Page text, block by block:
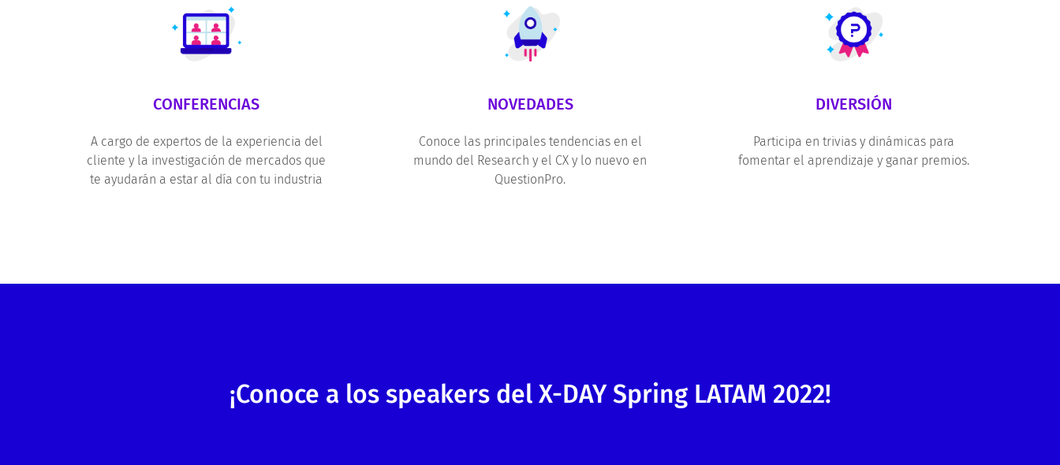
CONFERENCIAS
A cargo de expertos de la experiencia del
cliente y la investigación de mercados que
te ayudarán a estar al día con tu industria
NOVEDADES
Conoce las principales tendencias en el
mundo del Research y el CX y lo nuevo en
QuestionPro.
DIVERSIÓN
Participa en trivias y dinámicas para
fomentar el aprendizaje y ganar premios.
¡Conoce a los speakers del X-DAY Spring LATAM 2022!